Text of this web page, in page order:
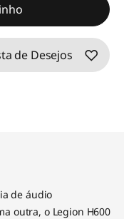
de Desejos
de áudio
outra, o Legion H600